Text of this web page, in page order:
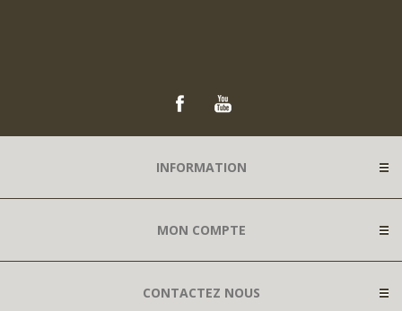
INFORMATION
MON COMPTE
CONTACTEZ NOUS